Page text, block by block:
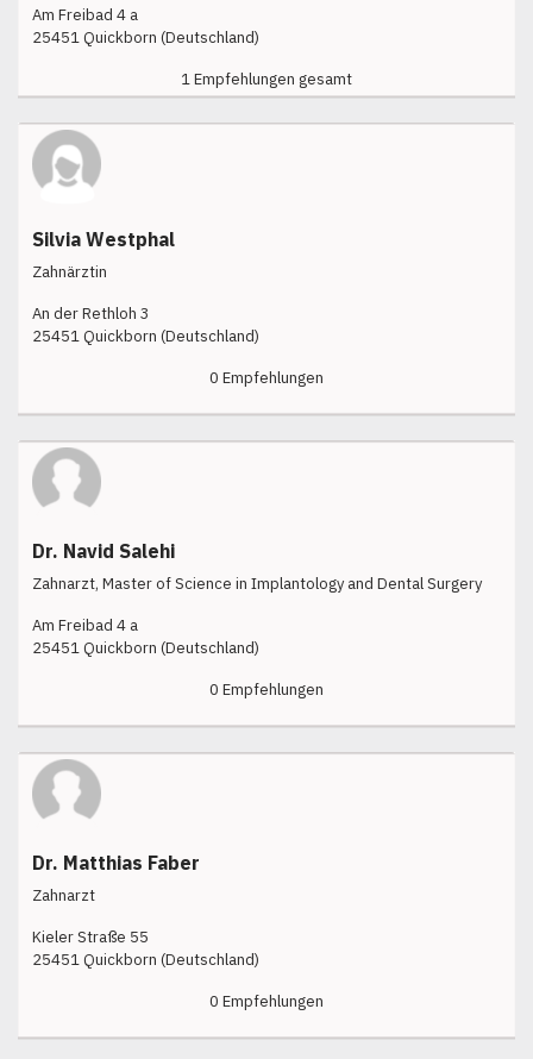
Am Freibad 4 a
25451 Quickborn (Deutschland)
1 Empfehlungen gesamt
Silvia Westphal
Zahnärztin
An der Rethloh 3
25451 Quickborn (Deutschland)
0 Empfehlungen
Dr. Navid Salehi
Zahnarzt, Master of Science in Implantology and Dental Surgery
Am Freibad 4 a
25451 Quickborn (Deutschland)
0 Empfehlungen
Dr. Matthias Faber
Zahnarzt
Kieler Straße 55
25451 Quickborn (Deutschland)
0 Empfehlungen